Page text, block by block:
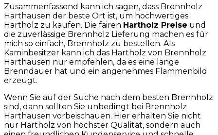
Zusammenfassend kann ich sagen, dass Brennholz
Harthausen der beste Ort ist, um hochwertiges
Hartholz zu kaufen. Die fairen Hartholz Preise und
die zuverlässige Brennholz Lieferung machen es für
mich so einfach, Brennholz zu bestellen. Als
Kaminbesitzer kann ich das Hartholz von Brennholz
Harthausen nur empfehlen, da es eine lange
Brenndauer hat und ein angenehmes Flammenbild
erzeugt.
Wenn Sie auf der Suche nach dem besten Brennholz
sind, dann sollten Sie unbedingt bei Brennholz
Harthausen vorbeischauen. Hier erhalten Sie nicht
nur Hartholz von höchster Qualität, sondern auch